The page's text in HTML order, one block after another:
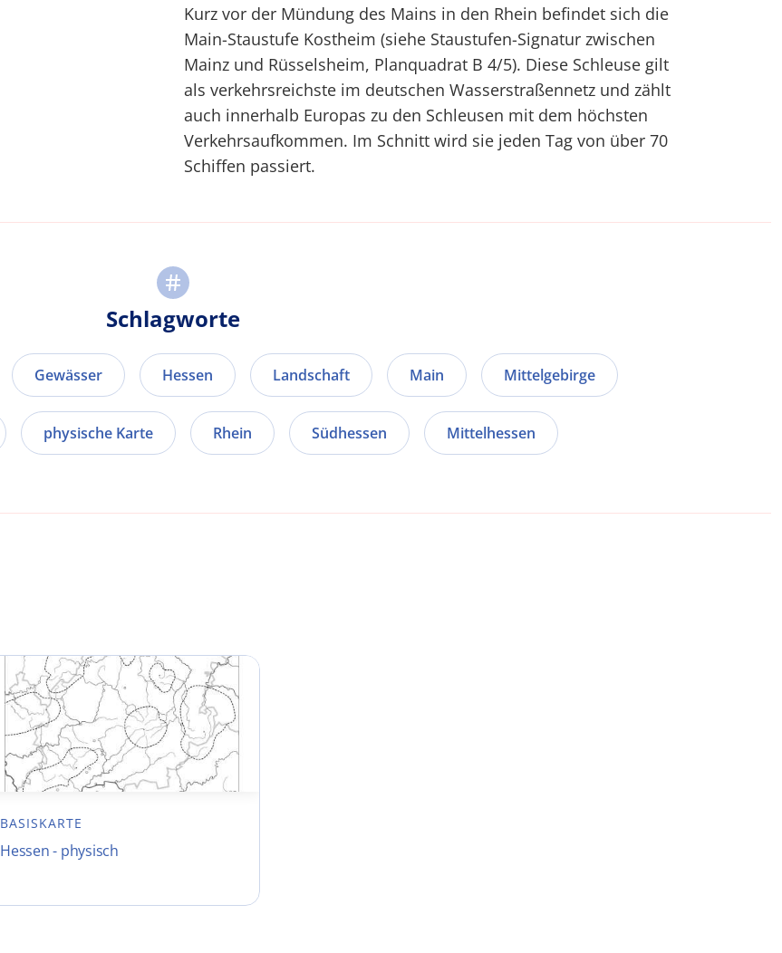
Kurz vor der Mündung des Mains in den Rhein befindet sich die
Main-Staustufe Kostheim (siehe Staustufen-Signatur zwischen
Mainz und Rüsselsheim, Planquadrat B 4/5). Diese Schleuse gilt
als verkehrsreichste im deutschen Wasserstraßennetz und zählt
auch innerhalb Europas zu den Schleusen mit dem höchsten
Verkehrsaufkommen. Im Schnitt wird sie jeden Tag von über 70
Schiffen passiert.
Schlagworte
Gewässer Hessen Landschaft Main Mittelgebirge
physische Karte Rhein Südhessen Mittelhessen
BASISKARTE
Hessen - physisch